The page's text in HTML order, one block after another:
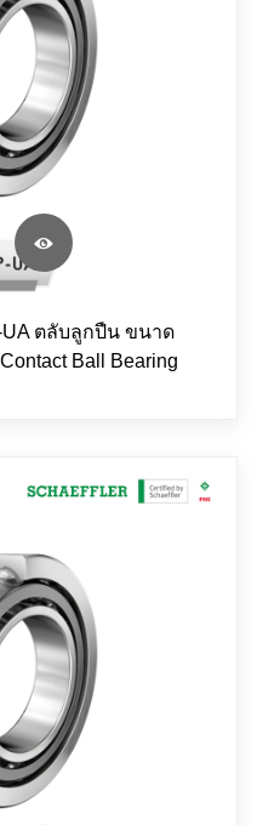
UA ตลับลูกปืน ขนาด
Ball Bearing